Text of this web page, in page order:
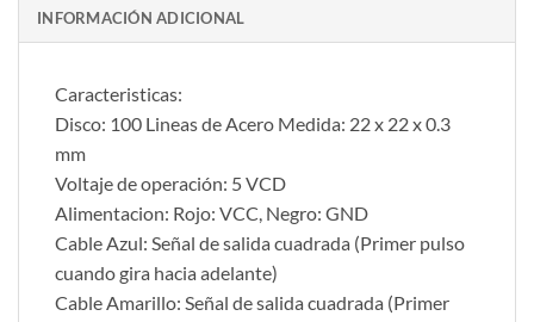
INFORMACIÓN ADICIONAL
Caracteristicas:
Disco: 100 Lineas de Acero Medida: 22 x 22 x 0.3
mm
Voltaje de operación: 5 VCD
Alimentacion: Rojo: VCC, Negro: GND
Cable Azul: Señal de salida cuadrada (Primer pulso
cuando gira hacia adelante)
Cable Amarillo: Señal de salida cuadrada (Primer